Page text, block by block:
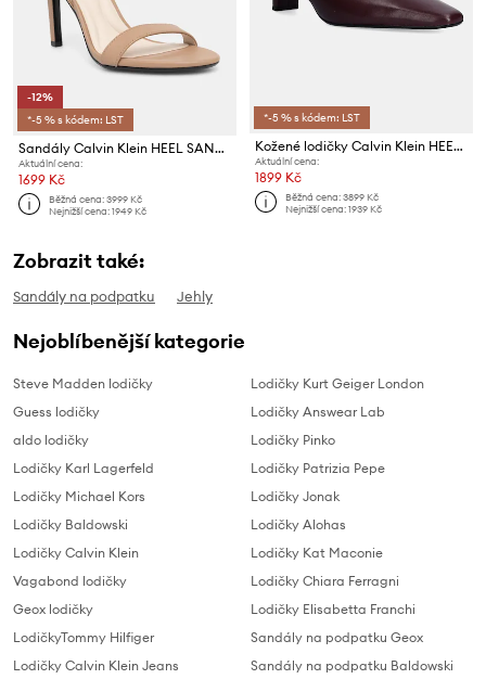
-12%
*-5 % s kódem: LST
Sandály Calvin Klein HEEL SANDAL 90 - LTH
Aktuální cena:
1699 Kč
Běžná cena:3999 Kč
Nejnižší cena:1949 Kč
*-5 % s kódem: LST
Kožené lodičky Calvin Klein HEEL SLING PUMP 50 - LTH
Aktuální cena:
1899 Kč
Běžná cena:3899 Kč
Nejnižší cena:1939 Kč
Zobrazit také:
Sandály na podpatku Jehly
Nejoblíbenější kategorie
Steve Madden lodičky
Guess lodičky
aldo lodičky
Lodičky Karl Lagerfeld
Lodičky Michael Kors
Lodičky Baldowski
Lodičky Calvin Klein
Vagabond lodičky
Geox lodičky
LodičkyTommy Hilfiger
Lodičky Calvin Klein Jeans
Lodičky Kurt Geiger London
Lodičky Answear Lab
Lodičky Pinko
Lodičky Patrizia Pepe
Lodičky Jonak
Lodičky Alohas
Lodičky Kat Maconie
Lodičky Chiara Ferragni
Lodičky Elisabetta Franchi
Sandály na podpatku Geox
Sandály na podpatku Baldowski